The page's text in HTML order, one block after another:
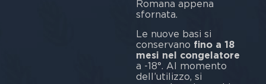
Romana appena
sfornata.
Le nuove basi si
conservano fino a 18
mesi nel congelatore
a -18°. Al momento
dell’utilizzo, si